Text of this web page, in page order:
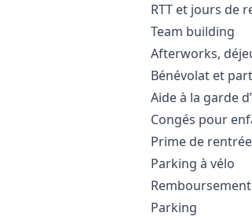
RTT et jours de
Team building
Afterworks,
Bénévolat et
Aide à la garde
Congés pour
Prime de
Parking à vélo
Parking